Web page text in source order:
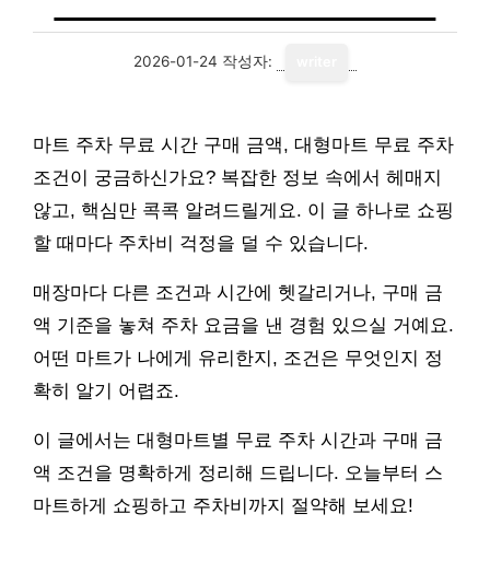
2026-01-24 작성자:
마트 주차 무료 시간 구매 금액, 대형마트 무료 주차
조건이 궁금하신가요? 복잡한 정보 속에서 헤매지
않고, 핵심만 콕콕 알려드릴게요. 이 글 하나로 쇼핑
할 때마다 주차비 걱정을 덜 수 있습니다.
매장마다 다른 조건과 시간에 헷갈리거나, 구매 금
액 기준을 놓쳐 주차 요금을 낸 경험 있으실 거예요.
어떤 마트가 나에게 유리한지, 조건은 무엇인지 정
확히 알기 어렵죠.
이 글에서는 대형마트별 무료 주차 시간과 구매 금
액 조건을 명확하게 정리해 드립니다. 오늘부터 스
마트하게 쇼핑하고 주차비까지 절약해 보세요!